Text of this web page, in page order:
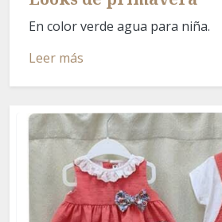
En color verde agua para niña.
Leer más